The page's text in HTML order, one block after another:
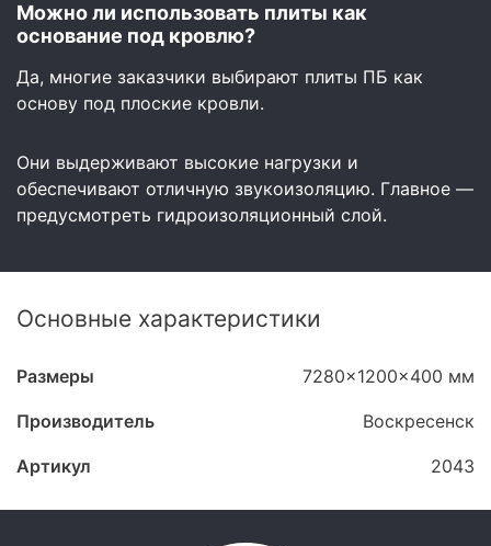
Можно ли использовать плиты как
основание под кровлю?
Да, многие заказчики выбирают плиты ПБ как
основу под плоские кровли.
Они выдерживают высокие нагрузки и
обеспечивают отличную звукоизоляцию. Главное —
предусмотреть гидроизоляционный слой.
Основные характеристики
Размеры 7280x1200x400 мм
Производитель Воскресенск
Артикул 2043